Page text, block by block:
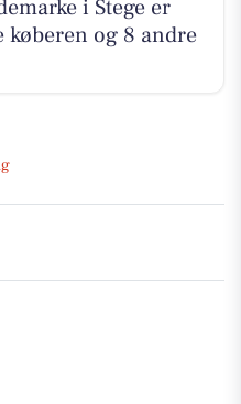
i Stege er
og 8 andre